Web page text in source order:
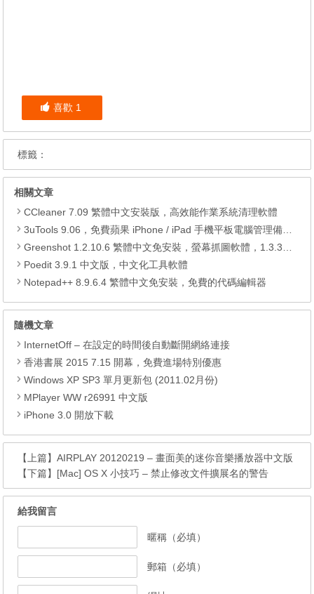
喜歡 1
標籤：
相關文章
CCleaner 7.09 繁體中文安裝版，高效能作業系統清理軟體
3uTools 9.06，免費蘋果 iPhone / iPad 手機平板電腦管理備份還原軟體
Greenshot 1.2.10.6 繁體中文免安裝，螢幕抓圖軟體，1.3.315 安裝版
Poedit 3.9.1 中文版，中文化工具軟體
Notepad++ 8.9.6.4 繁體中文免安裝，免費的代碼編輯器
隨機文章
InternetOff – 在設定的時間後自動斷開網絡連接
香港書展 2015 7.15 開幕，免費進場特別優惠
Windows XP SP3 單月更新包 (2011.02月份)
MPlayer WW r26991 中文版
iPhone 3.0 開放下載
【上篇】AIRPLAY 20120219 – 畫面美的迷你音樂播放器中文版
【下篇】 [Mac] OS X 小技巧 – 禁止修改文件擴展名的警告
給我留言
暱稱（必填）
郵箱（必填）